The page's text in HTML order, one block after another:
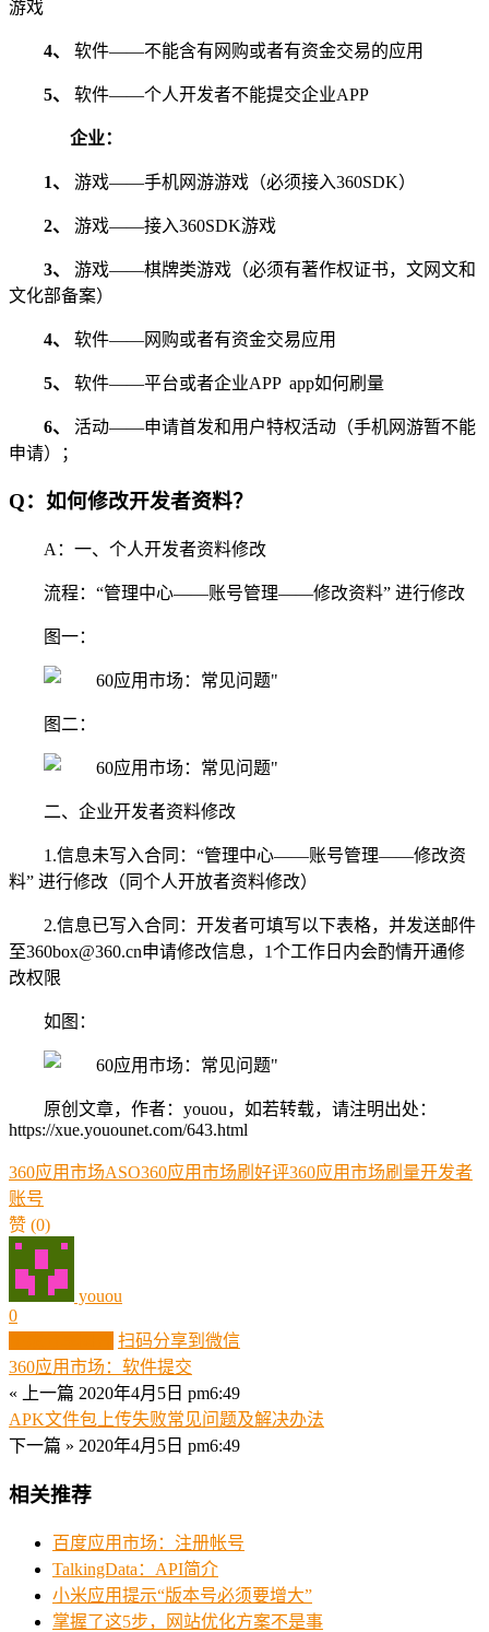
游戏
4、 软件——不能含有网购或者有资金交易的应用
5、 软件——个人开发者不能提交企业APP
企业：
1、 游戏——手机网游游戏（必须接入360SDK）
2、 游戏——接入360SDK游戏
3、 游戏——棋牌类游戏（必须有著作权证书，文网文和
文化部备案）
4、 软件——网购或者有资金交易应用
5、 软件——平台或者企业APP app如何刷量
6、 活动——申请首发和用户特权活动（手机网游暂不能
申请）；
Q：如何修改开发者资料？
A：一、个人开发者资料修改
流程：“管理中心——账号管理——修改资料” 进行修改
图一：
图二：
二、企业开发者资料修改
1.信息未写入合同：“管理中心——账号管理——修改资
料” 进行修改（同个人开放者资料修改）
2.信息已写入合同：开发者可填写以下表格，并发送邮件
至360box@360.cn申请修改信息，1个工作日内会酌情开通修
改权限
如图：
原创文章，作者：youou，如若转载，请注明出处：
https://xue.youounet.com/643.html
360应用市场ASO360应用市场刷好评360应用市场刷量开发者
账号
赞 (0)
youou
0
扫码分享到微信
360应用市场：软件提交
« 上一篇 2020年4月5日 pm6:49
APK文件包上传失败常见问题及解决办法
下一篇 » 2020年4月5日 pm6:49
相关推荐
百度应用市场：注册帐号
TalkingData：API简介
小米应用提示“版本号必须要增大”
掌握了这5步，网站优化方案不是事